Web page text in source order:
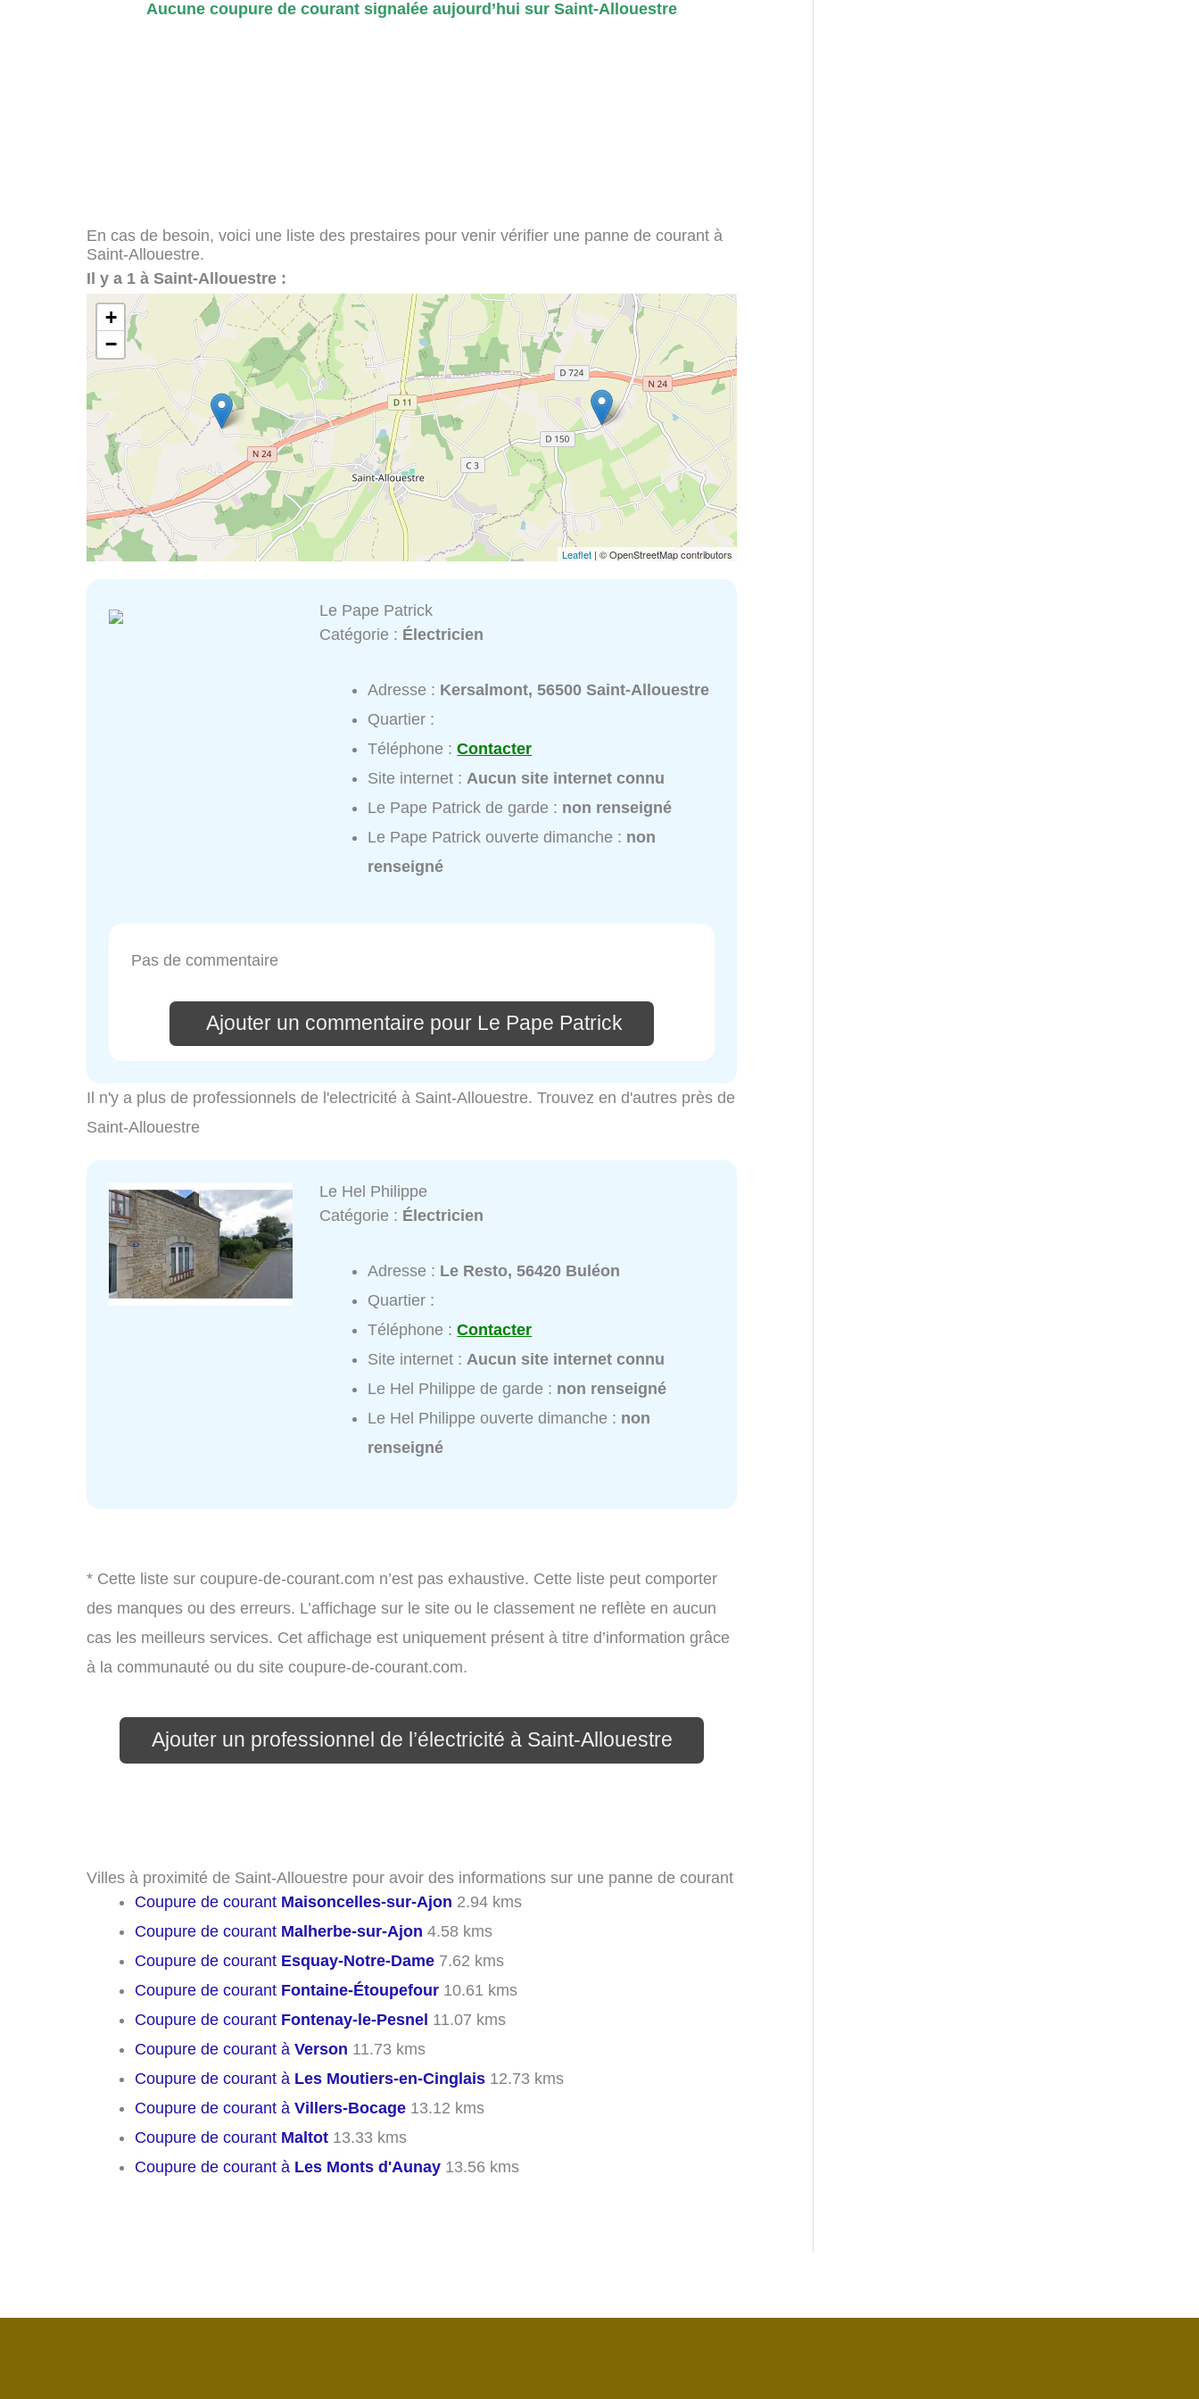
Aucune coupure de courant signalée aujourd’hui sur Saint-Allouestre
En cas de besoin, voici une liste des prestaires pour venir vérifier une panne de courant à
Saint-Allouestre.
Il y a 1 à Saint-Allouestre :
+
−
Leaflet | © OpenStreetMap contributors
Le Pape Patrick
Catégorie : Électricien
Adresse : Kersalmont, 56500 Saint-Allouestre
Quartier :
Téléphone :Contacter
Site internet : Aucun site internet connu
Le Pape Patrick de garde : non renseigné
Le Pape Patrick ouverte dimanche : non
renseigné
Pas de commentaire
Ajouter un commentaire pour Le Pape Patrick
Il n'y a plus de professionnels de l'electricité à Saint-Allouestre. Trouvez en d'autres près de
Saint-Allouestre
Le Hel Philippe
Catégorie : Électricien
Adresse : Le Resto, 56420 Buléon
Quartier :
Téléphone :Contacter
Site internet :Aucun site internet connu
Le Hel Philippe de garde : non renseigné
Le Hel Philippe ouverte dimanche : non
renseigné
* Cette liste sur coupure-de-courant.com n’est pas exhaustive. Cette liste peut comporter
des manques ou des erreurs. L’affichage sur le site ou le classement ne reflète en aucun
cas les meilleurs services. Cet affichage est uniquement présent à titre d’information grâce
à la communauté ou du site coupure-de-courant.com.
Ajouter un professionnel de l’électricité à Saint-Allouestre
Villes à proximité de Saint-Allouestre pour avoir des informations sur une panne de courant
Coupure de courant Maisoncelles-sur-Ajon 2.94 kms
Coupure de courant Malherbe-sur-Ajon 4.58 kms
Coupure de courant Esquay-Notre-Dame 7.62 kms
Coupure de courant Fontaine-Étoupefour 10.61 kms
Coupure de courant Fontenay-le-Pesnel 11.07 kms
Coupure de courant à Verson 11.73 kms
Coupure de courant à Les Moutiers-en-Cinglais 12.73 kms
Coupure de courant à Villers-Bocage 13.12 kms
Coupure de courant Maltot 13.33 kms
Coupure de courant à Les Monts d'Aunay 13.56 kms